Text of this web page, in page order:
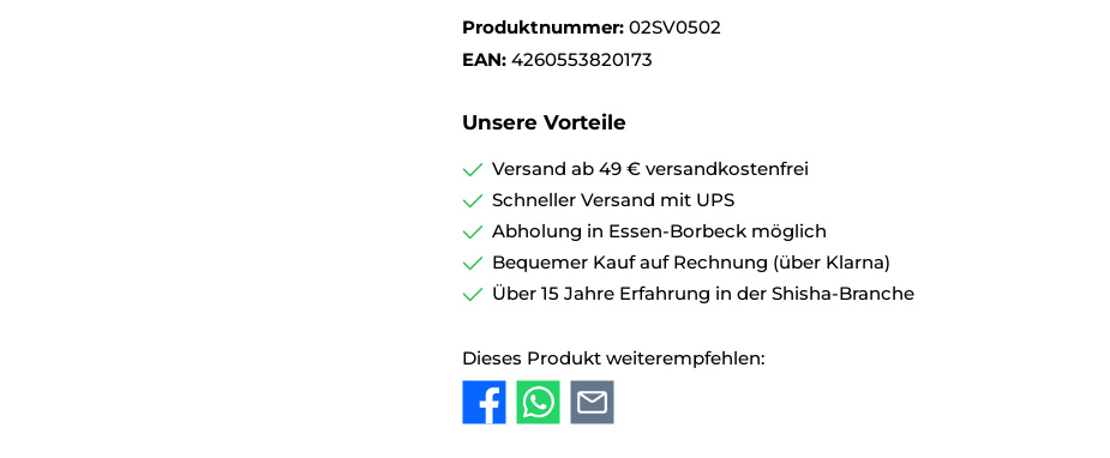
Produktnummer: 02SV0502
EAN: 4260553820173
Unsere Vorteile
Versand ab 49 € versandkostenfrei
Schneller Versand mit UPS
Abholung in Essen-Borbeck möglich
Bequemer Kauf auf Rechnung (über Klarna)
Über 15 Jahre Erfahrung in der Shisha-Branche
Dieses Produkt weiterempfehlen: